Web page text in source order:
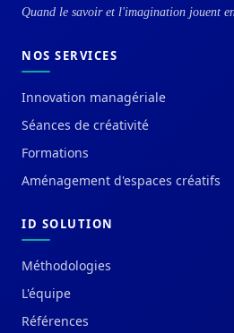
Quand le savoir et l'imagination jouent
NOS SERVICES
Innovation managériale
Séances de créativité
Formations
Aménagement d'espaces créatifs
ID SOLUTION
Méthodologies
L'équipe
Références